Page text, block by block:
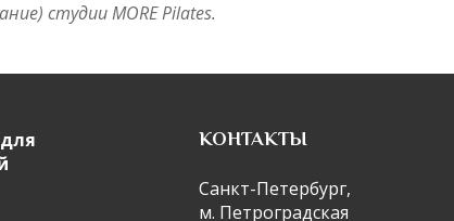
студии MORE Pilates.
КОНТАКТЫ
Санкт-Петербург,
м. Петроградская